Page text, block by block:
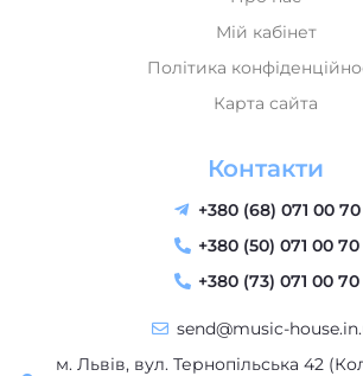
Політика
Карта сайта
+380 (68) 071 00 70
+380 (50) 071 00 70
+380 (73) 071 00 70
send@music-
м. Львів, вул. Тернопільська 42
House" - магазин музичних